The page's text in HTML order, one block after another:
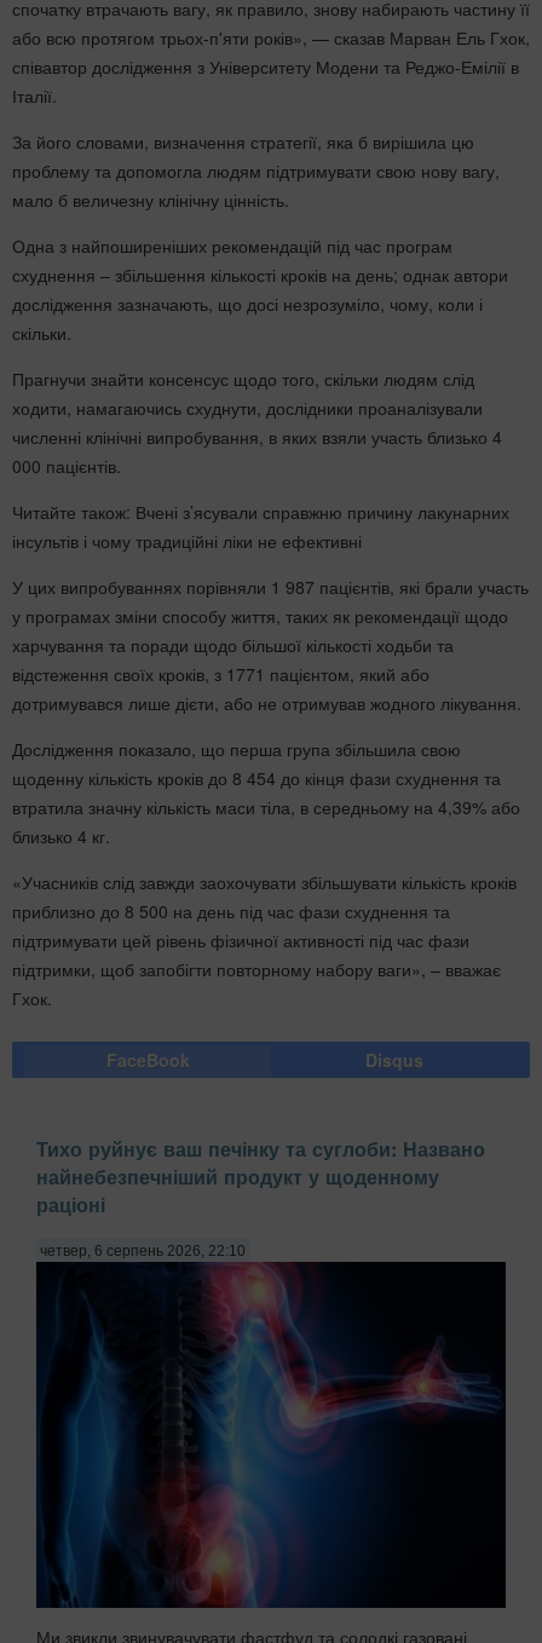
спочатку втрачають вагу, як правило, знову набирають частину її
або всю протягом трьох-п'яти років», — сказав Марван Ель Гхок,
співавтор дослідження з Університету Модени та Реджо-Емілії в
Італії.
За його словами, визначення стратегії, яка б вирішила цю
проблему та допомогла людям підтримувати свою нову вагу,
мало б величезну клінічну цінність.
Одна з найпоширеніших рекомендацій під час програм
схуднення – збільшення кількості кроків на день; однак автори
дослідження зазначають, що досі незрозуміло, чому, коли і
скільки.
Прагнучи знайти консенсус щодо того, скільки людям слід
ходити, намагаючись схуднути, дослідники проаналізували
численні клінічні випробування, в яких взяли участь близько 4
000 пацієнтів.
Читайте також: Вчені з’ясували справжню причину лакунарних
інсультів і чому традиційні ліки не ефективні
У цих випробуваннях порівняли 1 987 пацієнтів, які брали участь
у програмах зміни способу життя, таких як рекомендації щодо
харчування та поради щодо більшої кількості ходьби та
відстеження своїх кроків, з 1771 пацієнтом, який або
дотримувався лише дієти, або не отримував жодного лікування.
Дослідження показало, що перша група збільшила свою
щоденну кількість кроків до 8 454 до кінця фази схуднення та
втратила значну кількість маси тіла, в середньому на 4,39% або
близько 4 кг.
«Учасників слід завжди заохочувати збільшувати кількість кроків
приблизно до 8 500 на день під час фази схуднення та
підтримувати цей рівень фізичної активності під час фази
підтримки, щоб запобігти повторному набору ваги», – вважає
Гхок.
FaceBook Disqus
Тихо руйнує ваш печінку та суглоби: Названо
найнебезпечніший продукт у щоденному
раціоні
четвер, 6 серпень 2026, 22:10
Ми звикли звинувачувати фастфуд та солодкі газовані